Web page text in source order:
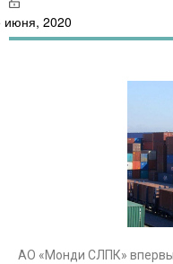
июня, 2020
АО «Монди СЛПК»